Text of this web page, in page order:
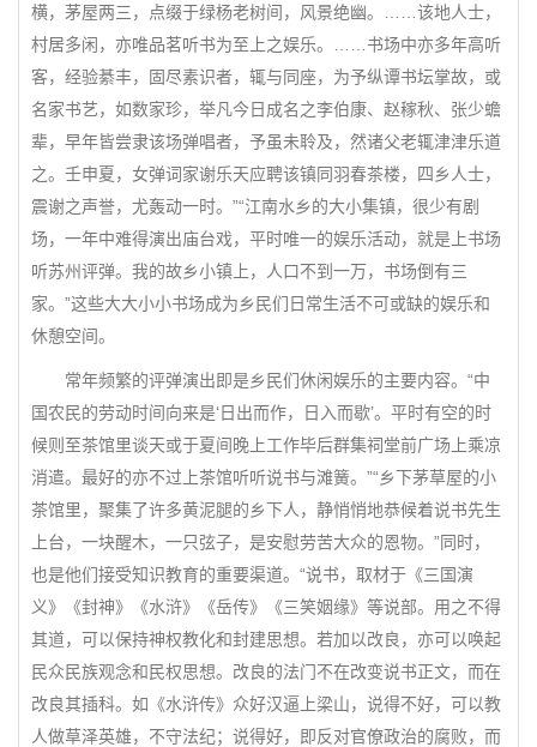
横，茅屋两三，点缀于绿杨老树间，风景绝幽。……该地人士，
村居多闲，亦唯品茗听书为至上之娱乐。……书场中亦多年高听
客，经验綦丰，固尽素识者，辄与同座，为予纵谭书坛掌故，或
名家书艺，如数家珍，举凡今日成名之李伯康、赵稼秋、张少蟾
辈，早年皆尝隶该场弹唱者，予虽未聆及，然诸父老辄津津乐道
之。壬申夏，女弹词家谢乐天应聘该镇同羽春茶楼，四乡人士，
震谢之声誉，尤轰动一时。”“江南水乡的大小集镇，很少有剧
场，一年中难得演出庙台戏，平时唯一的娱乐活动，就是上书场
听苏州评弹。我的故乡小镇上，人口不到一万，书场倒有三
家。”这些大大小小书场成为乡民们日常生活不可或缺的娱乐和
休憩空间。
常年频繁的评弹演出即是乡民们休闲娱乐的主要内容。“中
国农民的劳动时间向来是‘日出而作，日入而歇’。平时有空的时
候则至茶馆里谈天或于夏间晚上工作毕后群集祠堂前广场上乘凉
消遣。最好的亦不过上茶馆听听说书与滩簧。”“乡下茅草屋的小
茶馆里，聚集了许多黄泥腿的乡下人，静悄悄地恭候着说书先生
上台，一块醒木，一只弦子，是安慰劳苦大众的恩物。”同时，
也是他们接受知识教育的重要渠道。“说书，取材于《三国演
义》《封神》《水浒》《岳传》《三笑姻缘》等说部。用之不得
其道，可以保持神权教化和封建思想。若加以改良，亦可以唤起
民众民族观念和民权思想。改良的法门不在改变说书正文，而在
改良其插科。如《水浒传》众好汉逼上梁山，说得不好，可以教
人做草泽英雄，不守法纪；说得好，即反对官僚政治的腐败，而